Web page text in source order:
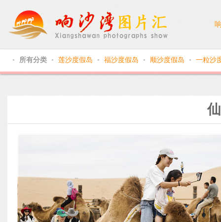
● 所有分类 ● 莲沙度假岛 ● 福沙度假岛 ● 顺沙度假岛 ● 一粒沙